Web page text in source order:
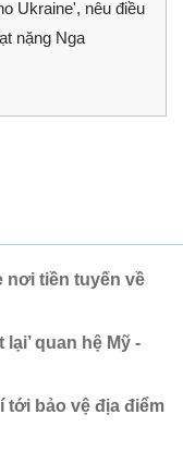
Ukraine', nêu điều
nặng Nga
nơi tiền tuyến về
lại’ quan hệ Mỹ -
tới bảo vệ địa điểm